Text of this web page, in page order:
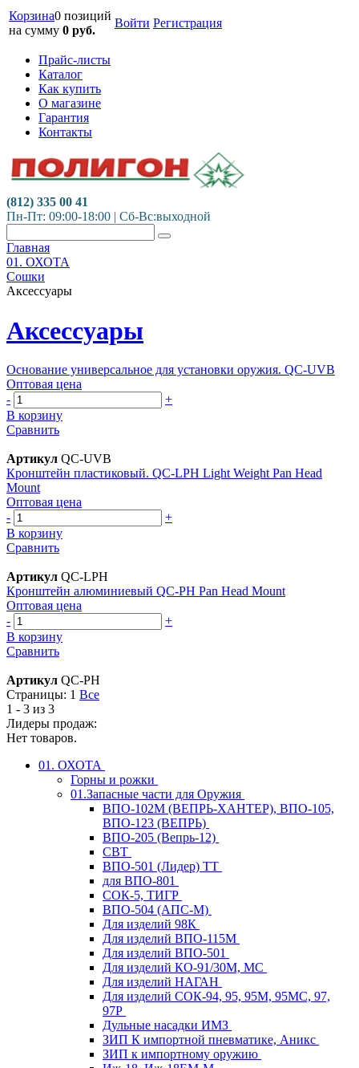
Корзина0 позиций
на сумму 0 руб.
Войти Регистрация
Прайс-листы
Каталог
Как купить
О магазине
Гарантия
Контакты
(812) 335 00 41
Пн-Пт: 09:00-18:00 | Сб-Вс:выходной
Главная
01. ОХОТА
Сошки
Аксессуары
Аксессуары
Основание универсальное для установки оружия. QC-UVB
Оптовая цена
-
+
В корзину
Сравнить
Артикул QC-UVB
Кронштейн пластиковый. QC-LPH Light Weight Pan Head
Mount
Оптовая цена
-
+
В корзину
Сравнить
Артикул QC-LPH
Кронштейн алюминиевый QC-PH Pan Head Mount
Оптовая цена
-
+
В корзину
Сравнить
Артикул QC-PH
Страницы: 1 Все
1 - 3 из 3
Лидеры продаж:
Нет товаров.
01. ОХОТА
Горны и рожки
01.Запасные части для Оружия
ВПО-102М (ВЕПРЬ-ХАНТЕР), ВПО-105,
ВПО-123 (ВЕПРЬ)
ВПО-205 (Вепрь-12)
СВТ
ВПО-501 (Лидер) ТТ
для ВПО-801
СОК-5, ТИГР
ВПО-504 (АПС-М)
Для изделий 98К
Для изделий ВПО-115М
Для изделий ВПО-501
Для изделий КО-91/30М, МС
Для изделий НАГАН
Для изделий СОК-94, 95, 95М, 95МС, 97,
97Р
Дульные насадки ИМЗ
ЗИП К импортной пневматике, Аникс
ЗИП к импортному оружию